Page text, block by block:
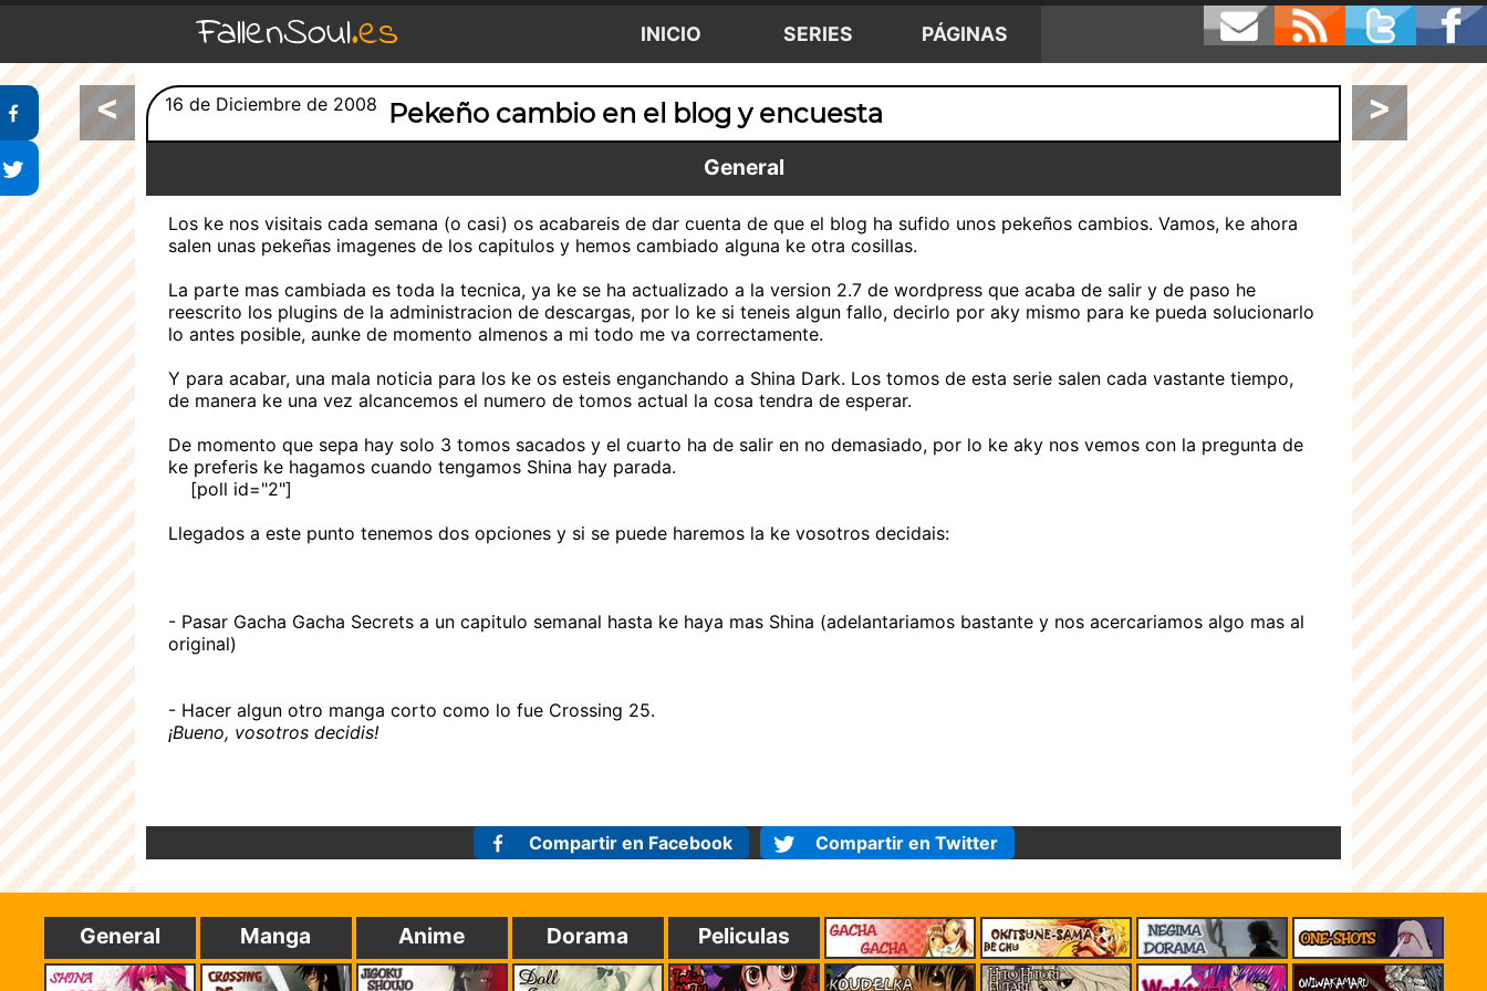
FallenSoul.es INICIO SERIES PÁGINAS
< >
Compartir en Facebook
Compartir en Twitter
16 de Diciembre de 2008 Pekeño cambio en el blog y encuesta
General
Los ke nos visitais cada semana (o casi) os acabareis de dar cuenta de que el blog ha sufido unos pekeños cambios. Vamos, ke ahora
salen unas pekeñas imagenes de los capitulos y hemos cambiado alguna ke otra cosillas.
La parte mas cambiada es toda la tecnica, ya ke se ha actualizado a la version 2.7 de wordpress que acaba de salir y de paso he
reescrito los plugins de la administracion de descargas, por lo ke si teneis algun fallo, decirlo por aky mismo para ke pueda solucionarlo
lo antes posible, aunke de momento almenos a mi todo me va correctamente.
Y para acabar, una mala noticia para los ke os esteis enganchando a Shina Dark. Los tomos de esta serie salen cada vastante tiempo,
de manera ke una vez alcancemos el numero de tomos actual la cosa tendra de esperar.
De momento que sepa hay solo 3 tomos sacados y el cuarto ha de salir en no demasiado, por lo ke aky nos vemos con la pregunta de
ke preferis ke hagamos cuando tengamos Shina hay parada.
[poll id="2"]
Llegados a este punto tenemos dos opciones y si se puede haremos la ke vosotros decidais:
- Pasar Gacha Gacha Secrets a un capitulo semanal hasta ke haya mas Shina (adelantariamos bastante y nos acercariamos algo mas al
original)
- Hacer algun otro manga corto como lo fue Crossing 25.
¡Bueno, vosotros decidis!
Compartir en Facebook Compartir en Twitter
General Manga Anime Dorama Peliculas